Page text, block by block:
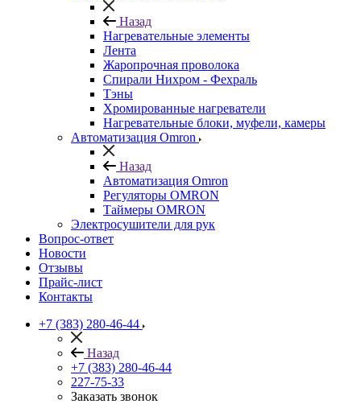
Назад
Нагревательные элементы
Лента
Жаропрочная проволока
Спирали Нихром - Фехраль
Тэны
Хромированные нагреватели
Нагревательные блоки, муфели, камеры
Автоматизация Omron
Назад
Автоматизация Omron
Регуляторы OMRON
Таймеры OMRON
Электросушители для рук
Вопрос-ответ
Новости
Отзывы
Прайс-лист
Контакты
+7 (383) 280-46-44
Назад
+7 (383) 280-46-44
227-75-33
Заказать звонок